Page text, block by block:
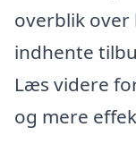
overblik over
indhente
Læs videre
og mere